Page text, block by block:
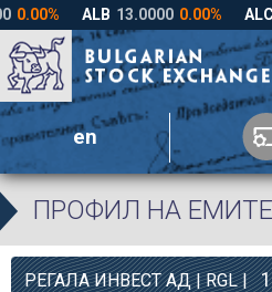
en
ПРОФИЛ НА
РЕГАЛА ИНВЕСТ АД | RGL | 1